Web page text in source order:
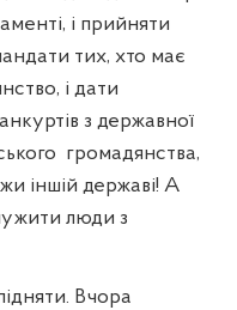
і прийняти
тих, хто має
і дати
з державної
громадянства,
іншій державі! А
люди з
Вчора